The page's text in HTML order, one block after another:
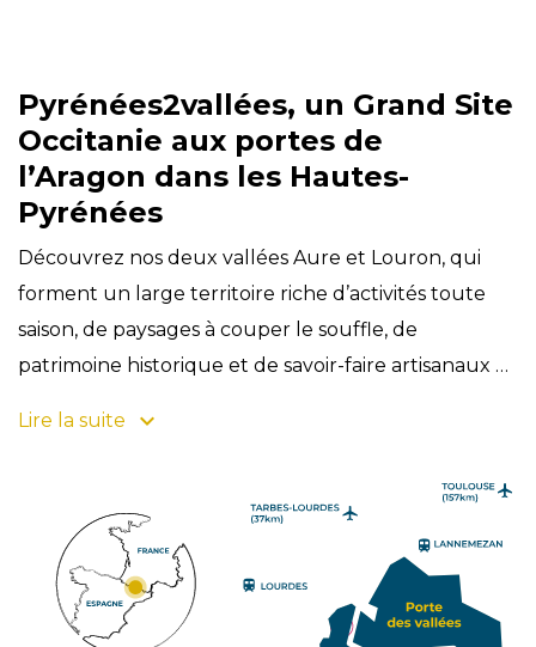
Pyrénées2vallées, un Grand Site
Occitanie aux portes de
l’Aragon dans les Hautes-
Pyrénées
Découvrez nos deux vallées Aure et Louron, qui
forment un large territoire riche d’activités toute
saison, de paysages à couper le souffle, de
patrimoine historique et de savoir-faire artisanaux et
emblématiques et de ses stations a été délimité en
trois zones d’attrait touristique pour favoriser votre
itinérance. Cliquez sur l’une d’elles et retrouvez ses
villages, son patrimoine naturel et culturel et ses
Lire la suite